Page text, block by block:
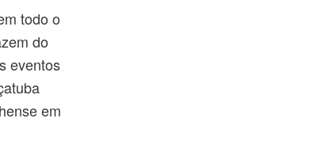
todo o
do
eventos
em